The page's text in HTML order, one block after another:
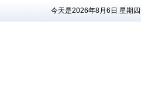
今天是2026年8月6日 星期四